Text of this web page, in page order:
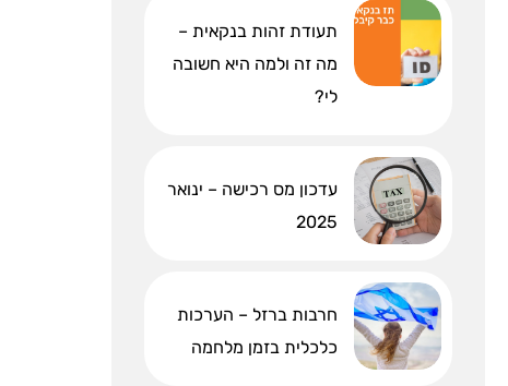
תעודת זהות בנקאית –
מה זה ולמה היא חשובה
לי?
עדכון מס רכישה – ינואר
2025
חרבות ברזל – הערכות
כלכלית בזמן מלחמה